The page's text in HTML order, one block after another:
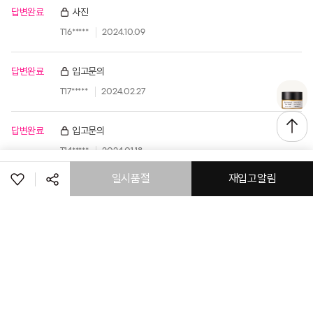
일시품절 재입고알림
답변완료 사진
T16***** 2024.10.09
답변완료 입고문의
T17***** 2024.02.27
답변완료 입고문의
T14***** 2024.01.18